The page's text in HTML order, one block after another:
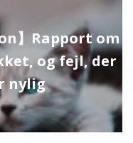
】Rapport om
og fejl, der
nylig